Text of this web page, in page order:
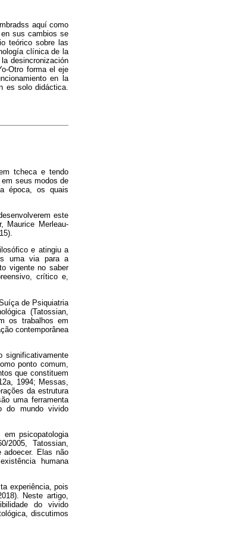
aquí como
sus cambios se
teórico sobre las
clínica de la
desincronización
Otro forma el eje
en la
es solo didáctica.
tcheca e tendo
seus modos de
época, os quais
este
Maurice Merleau-
e atingiu a
uma via para a
vigente no saber
crítico e,
de Psiquiatria
(Tatossian,
os trabalhos em
contemporânea
significativamente
ponto comum,
que constituem
1994; Messas,
da estrutura
uma ferramenta
do mundo vivido
psicopatologia
2005, Tatossian,
adoecer. Elas não
humana
experiência, pois
Neste artigo,
do vivido
discutimos